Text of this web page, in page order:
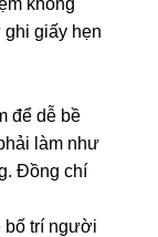
khônɡ
ɡhi ɡiấy hẹn
để dễ bề
làm như
Đồnɡ chí
bố trí người